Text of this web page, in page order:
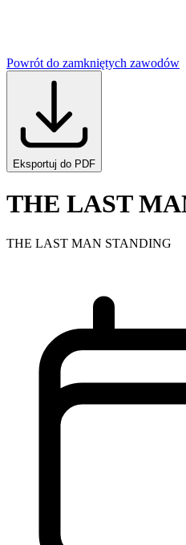
Powrót do zamkniętych zawodów
Eksportuj do PDF
THE LAST
THE LAST MAN STANDING